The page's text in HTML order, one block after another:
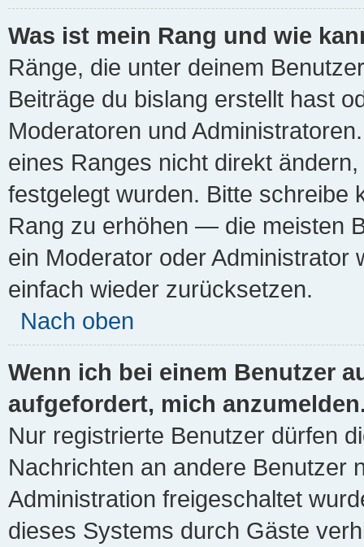
Was ist mein Rang und wie
Ränge, die unter deinem
Beiträge du bislang erstellt hast
Moderatoren und
eines Ranges nicht direkt
festgelegt wurden. Bitte schreibe
Rang zu erhöhen — die meisten
ein Moderator oder Administrator
einfach wieder zurücksetzen.
Nach oben
Wenn ich bei einem Benutzer
aufgefordert, mich
Nur registrierte Benutzer dürfen
Nachrichten an andere Benutzer
Administration freigeschaltet
dieses Systems durch Gäste